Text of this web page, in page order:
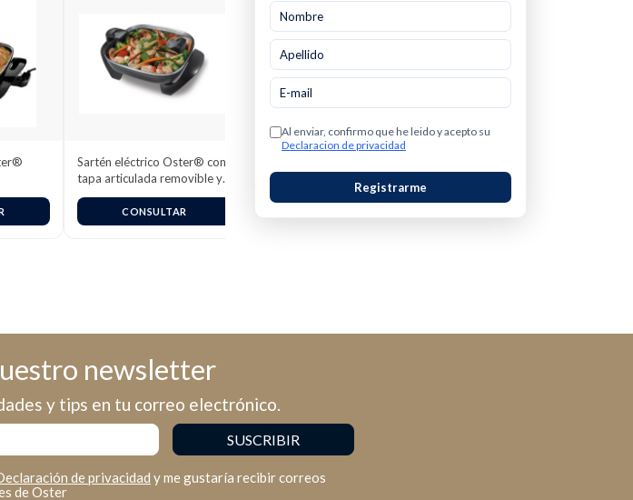
Sartén eléctrico Oster® con
tapa articulada removible y
revestimiento Bioceramic™
CONSULTAR
Al enviar, confirmo que he leido y acepto su
Declaracion de privacidad
Registrarme
newsletter
y tips en tu correo electrónico.
de privacidad y me gustaría recibir correos
de Oster